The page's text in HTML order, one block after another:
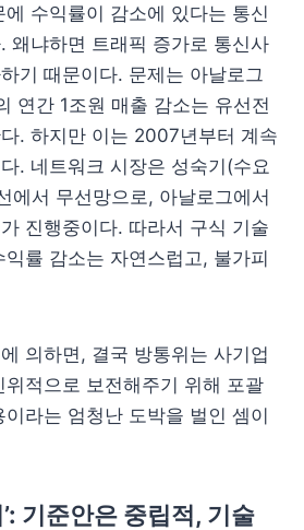
수익률이 감소에 있다는 통신
왜냐하면 트래픽 증가로 통신사
기 때문이다. 문제는 아날로그
연간 1조원 매출 감소는 유선전
. 하지만 이는 2007년부터 계속
. 네트워크 시장은 성숙기(수요
에서 무선망으로, 아날로그에서
진행중이다. 따라서 구식 기술
률 감소는 자연스럽고, 불가피
의하면, 결국 방통위는 사기업
위적으로 보전해주기 위해 포괄
라는 엄청난 도박을 벌인 셈이
기준안은 중립적, 기술